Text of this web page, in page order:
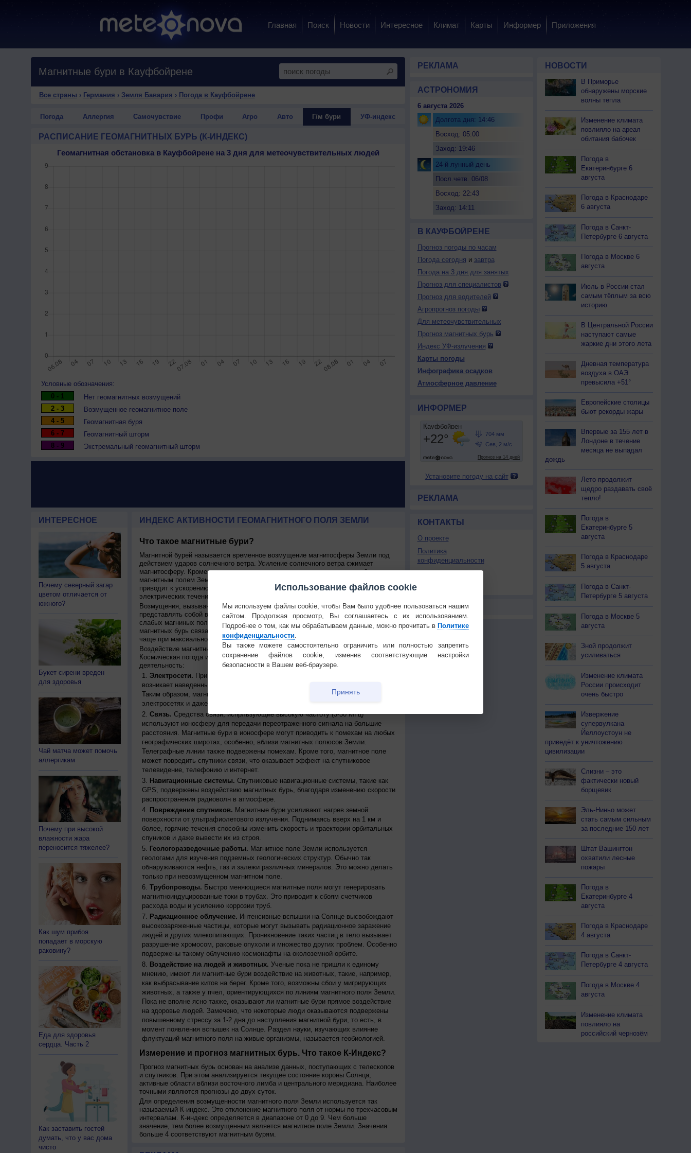
Главная Поиск Новости Интересное Климат Карты Информер Приложения
Магнитные бури в Кауфбойрене
Все страны › Германия › Земля Бавария › Погода в Кауфбойрене
Погода Аллергия Самочувствие Профи Агро Авто Г/м бури УФ-индекс
РАСПИСАНИЕ ГЕОМАГНИТНЫХ БУРЬ (К-ИНДЕКС)
Геомагнитная обстановка в Кауфбойрене на 3 дня для метеочувствительных людей
Условные обозначения:
0 - 1
Нет геомагнитных возмущений
2 - 3
Возмущенное геомагнитное поле
4 - 5
Геомагнитная буря
6 - 7
Геомагнитный шторм
8 - 9
Экстремальный геомагнитный шторм
ИНТЕРЕСНОЕ
Почему северный загар
цветом отличается от
южного?
Букет сирени вреден
для здоровья
Чай матча может помочь
аллергикам
Почему при высокой
влажности жара
переносится тяжелее?
Как шум прибоя
попадает в морскую
раковину?
Еда для здоровья
сердца. Часть 2
Как заставить гостей
думать, что у вас дома
чисто
ИНДЕКС АКТИВНОСТИ ГЕОМАГНИТНОГО ПОЛЯ ЗЕМЛИ
Что такое магнитные бури?
Магнитной бурей называется временное возмущение магнитосферы Земли под
действием ударов солнечного ветра. Усиление солнечного ветра сжимает
магнитосферу. Кроме того, магнитное поле солнечного ветра взаимодействиует с
магнитным полем Земли, передавая часть своей энергии в магнитосферу. Это
приводит к ускорению движения плазмы через магнитосферу и увеличению силы
электрических течений.
Возмущения, вызывающие бурю, могут быть причиной коронарного выброса или
представлять собой высокоскоростной поток солнечного ветра из областей
слабых магниных полей на поверхности Солнца. Частота усилений и ослаблений
магнитных бурь связана с циклом солнечных пятен. Коронарные бури возникают
чаще при максиальной активности солнца, а потоковые - при минимамльной.
Воздействие магнитных бурь на Землю называется космической погодой.
Космическая погода иммет следующие воздейсвия на хозяйственную
деятельность:
Электросети. При движении магнитного поля около проводника, в нем
возникает наведенный ток, что может приводить к перегрузкам в электросетях.
Таким образом, магнитные бури могут вызывать масштабные сбои в
электросетях и даже приводить к веерным отключениям электроэнергии.
Связь. Средства связи, испрльзующие высокую частоту (3-30 МГц)
используют ионосферу для передачи переотраженного сигнала на большие
расстояния. Магнитные бури в ионосфере могут приводить к помехам на любых
географических широтах, особенно, вблизи магнитных полюсов Земли.
Телеграфные линии также подвержены помехам. Кроме того, магнитное поле
может повредить спутники связи, что оказывает эффект на спутниковое
телевидение, телефонию и интернет.
Навигационные системы. Спутниковые навигационные системы, такие как
GPS, подвержены воздействию магнитных бурь, благодаря изменению скорости
распространения радиоволн в атмосфере.
Повреждение спутников. Магнитные бури усиливают нагрев земной
поверхности от ультрафиолетового излучения. Поднимаясь вверх на 1 км и
более, горячие течения способны изменить скорость и траектории орбитальных
спуников и даже вывести их из строя.
Геологоразведочные работы. Магнитное поле Земли используется
геологами для изучения подземных геологических структур. Обычно так
обнаруживаются нефть, газ и залежи различных минералов. Это можно делать
только при невозмущенном магнитном поле.
Трубопроводы. Быстро меняющиеся магнитные поля могут генерировать
магнитноиндуцированные токи в трубах. Это приводит к сбоям счетчиков
расхода воды и усилению коррозии труб.
Радиационное облучение. Интенсивные вспышки на Солнце высвобождают
высокозаряженные частицы, которые могут вызывать радиационное заражение
людей и других млекопитающих. Проникновение таких частиц в тело вызывает
разрушение хромосом, раковые опухоли и множество других проблем. Особенно
подвержены такому облучению космонафты на околоземной орбите.
Воздействие на людей и животных. Ученые пока не пришли к единому
мнению, имеют ли магнитные бури воздействие на животных, такие, например,
как выбрасывание китов на берег. Кроме того, возможны сбои у мигрирующих
животных, а также у пчел, ориентирующихся по линиям магнитного поля Земли.
Пока не вполне ясно также, оказывают ли магнитные бури прямое воздействие
на здоровье людей. Замечено, что некоторые люди оказываются подвержены
повышенному стрессу за 1-2 дня до наступления магнитной бури, то есть, в
момент появления вспышек на Солнце. Раздел науки, изучающих влияние
флуктуаций магнитного поля на живые организмы, называется геобиологией.
Измерение и прогноз магнитных бурь. Что такое К-Индекс?
Прогноз магнитных бурь основан на анализе данных, поступающих с телескопов
и спутников. При этом анализируется текущее состояние короны Солнца,
активные области вблизи восточного лимба и центрального меридиана. Наиболее
точными являются прогнозы до двух суток.
Для определения возмущенности магнитного поля Земли используется так
называемый К-индекс. Это отклонение магнитного поля от нормы по трехчасовым
интервалам. К-индекс определяется в диапазоне от 0 до 9. Чем больше
значение, тем более возмущенным является магнитное поле Земли. Значения
больше 4 соответствуют магнитным бурям.
РЕКЛАМА
АСТРОНОМИЯ
6 августа 2026
Долгота дня: 14:46
Восход: 05:00
Заход: 19:46
24-й лунный день
Посл.четв. 06/08
Восход: 22:43
Заход: 14:11
В КАУФБОЙРЕНЕ
Прогноз погоды по часам
Погода сегодня и завтра
Погода на 3 дня для занятых
Прогноз для специалистов
Прогноз для водителей
Агропрогноз погоды
Для метеочувствительных
Прогноз магнитных бурь
Индекс УФ-излучения
Карты погоды
Инфографика осадков
Атмосферное давление
ИНФОРМЕР
Установите погоду на сайт
РЕКЛАМА
КОНТАКТЫ
О проекте
Политика
конфиденциальности
РЕКЛАМА
НОВОСТИ
В Приморье
обнаружены морские
волны тепла
Изменение климата
повлияло на ареал
обитания бабочек
Погода в
Екатеринбурге 6
августа
Погода в Краснодаре
6 августа
Погода в Санкт-
Петербурге 6 августа
Погода в Москве 6
августа
Июль в России стал
самым тёплым за всю
историю
В Центральной России
наступают самые
жаркие дни этого лета
Дневная температура
воздуха в ОАЭ
превысила +51°
Европейские столицы
бьют рекорды жары
Впервые за 155 лет в
Лондоне в течение
месяца не выпадал
дождь
Лето продолжит
щедро раздавать своё
тепло!
Погода в
Екатеринбурге 5
августа
Погода в Краснодаре
5 августа
Погода в Санкт-
Петербурге 5 августа
Погода в Москве 5
августа
Зной продолжит
усиливаться
Изменение климата
России происходит
очень быстро
Извержение
супервулкана
Йеллоустоун не
приведёт к уничтожению
цивилизации
Слизни – это
фактически новый
борщевик
Эль-Ниньо может
стать самым сильным
за последние 150 лет
Штат Вашингтон
охватили лесные
пожары
Погода в
Екатеринбурге 4
августа
Погода в Краснодаре
4 августа
Погода в Санкт-
Петербурге 4 августа
Погода в Москве 4
августа
Изменение климата
повлияло на
российский чернозём
Использование файлов cookie
Мы используем файлы cookie, чтобы Вам было удобнее пользоваться нашим
сайтом. Продолжая просмотр, Вы соглашаетесь с их использованием.
Подробнее о том, как мы обрабатываем данные, можно прочитать в Политике
конфиденциальности
Вы также можете самостоятельно ограничить или полностью запретить
сохранение файлов cookie, изменив соответствующие настройки
безопасности в Вашем веб-браузере.
Принять